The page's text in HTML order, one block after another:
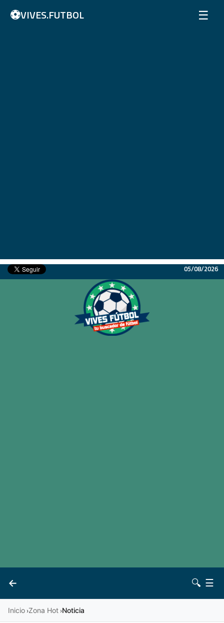
⚽VIVES.FUTBOL ☰
Inicio 05/08/2026
←
Vives 🔍 ☰
Inicio ›Zona Hot ›Noticia